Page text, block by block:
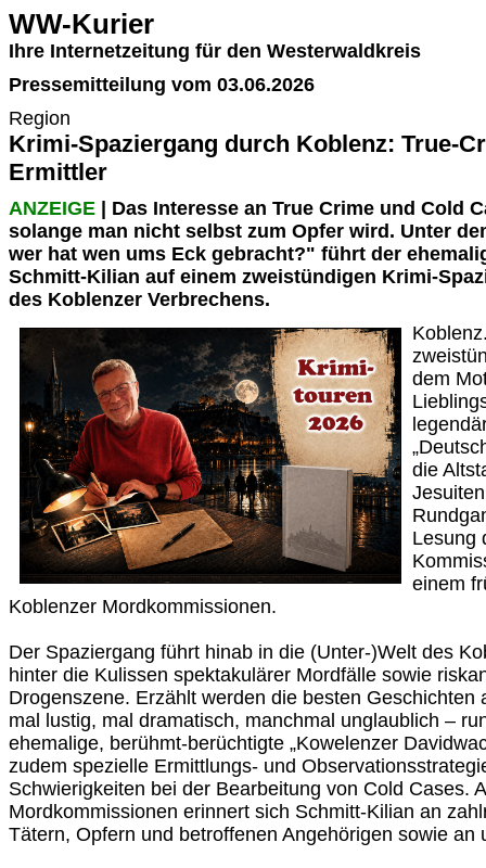
WW-Kurier
Ihre Internetzeitung für den Westerwaldkreis
Pressemitteilung vom 03.06.2026
Region
Krimi-Spaziergang durch Koblenz: True-
Ermittler
ANZEIGE | Das Interesse an True Crime und Cold
solange man nicht selbst zum Opfer wird. Unter
wer hat wen ums Eck gebracht?" führt der
Schmitt-Kilian auf einem zweistündigen Krimi-
des Koblenzer Verbrechens.
dem
die
Lesung
einem
Koblenzer Mordkommissionen.
Der Spaziergang führt hinab in die (Unter-)Welt des
hinter die Kulissen spektakulärer Mordfälle sowie
Drogenszene. Erzählt werden die besten Geschichten
mal lustig, mal dramatisch, manchmal unglaublich –
ehemalige, berühmt-berüchtigte „Kowelenzer
zudem spezielle Ermittlungs- und
Schwierigkeiten bei der Bearbeitung von Cold Cases.
Mordkommissionen erinnert sich Schmitt-Kilian an
Tätern, Opfern und betroffenen Angehörigen sowie an